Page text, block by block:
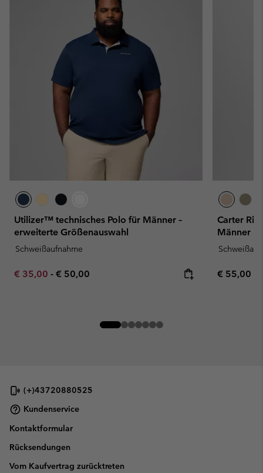
Utilizer™ technisches Polo für Männer –
erweiterte Größenauswahl
Schweißaufnahme
Minimum sale price:
€ 35,00 - Maximum price:
€ 50,00
Carter
Männer
Regular
€ 55,00
(+)43720880525
Kundenservice
Kontaktformular
Rücksendungen
Vom Kaufvertrag zurücktreten